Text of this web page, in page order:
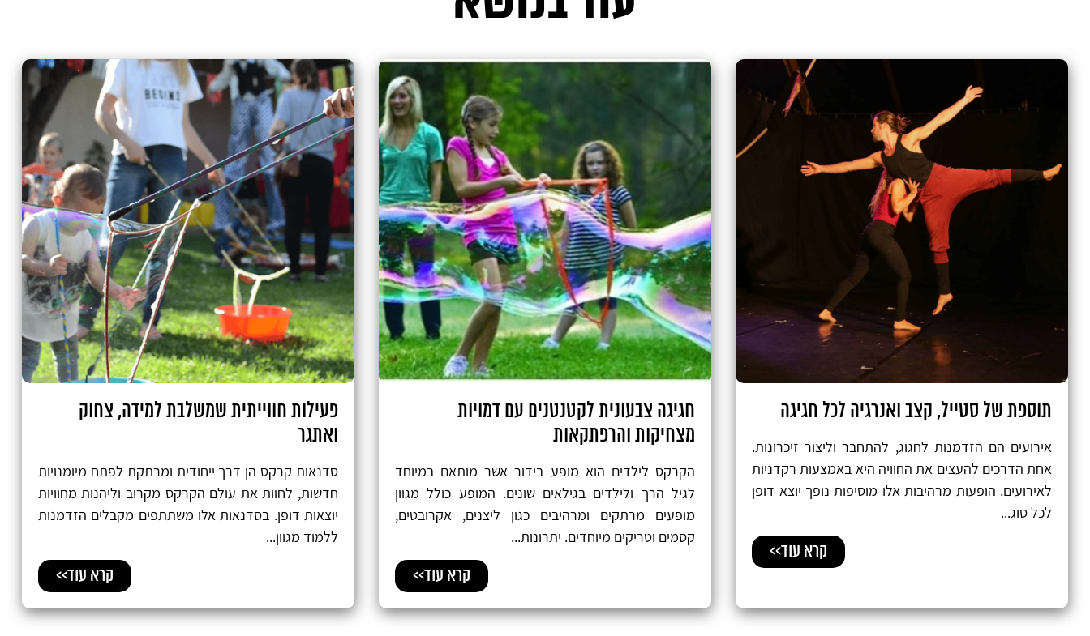
תוספת של סטייל, קצב ואנרגיה לכל חגיגה
אירועים הם הזדמנות לחגוג, להתחבר וליצור זיכרונות.
אחת הדרכים להעצים את החוויה היא באמצעות רקדניות
לאירועים. הופעות מרהיבות אלו מוסיפות נופך יוצא דופן
לכל סוג...
קרא עוד>>
חגיגה צבעונית לקטנטנים עם דמויות
מצחיקות והרפתקאות
הקרקס לילדים הוא מופע בידור אשר מותאם במיוחד
לגיל הרך ולילדים בגילאים שונים. המופע כולל מגוון
מופעים מרתקים ומרהיבים כגון ליצנים, אקרובטים,
קסמים וטריקים מיוחדים. יתרונות...
קרא עוד>>
פעילות חווייתית שמשלבת למידה, צחוק
ואתגר
סדנאות קרקס הן דרך ייחודית ומרתקת לפתח מיומנויות
חדשות, לחוות את עולם הקרקס מקרוב וליהנות מחוויות
יוצאות דופן. בסדנאות אלו משתתפים מקבלים הזדמנות
ללמוד מגוון...
קרא עוד>>